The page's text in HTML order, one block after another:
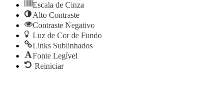
Escala de Cinza
Alto Contraste
Contraste Negativo
Luz de Cor de Fundo
Links Sublinhados
Fonte Legível
Reiniciar